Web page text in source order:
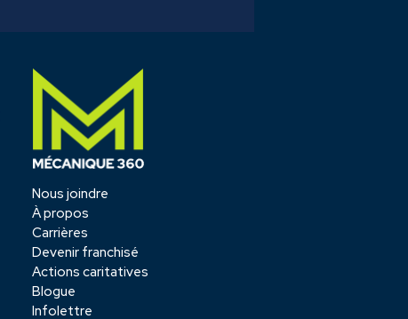
Nous joindre
À propos
Carrières
Devenir franchisé
Actions caritatives
Blogue
Infolettre